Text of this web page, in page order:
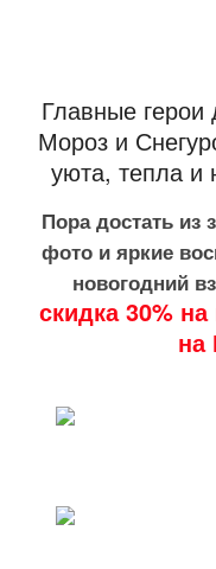
Главные герои
Мороз и
уюта, тепла и
Пора достать из
фото и яркие
новогодний
скидка 30%
на